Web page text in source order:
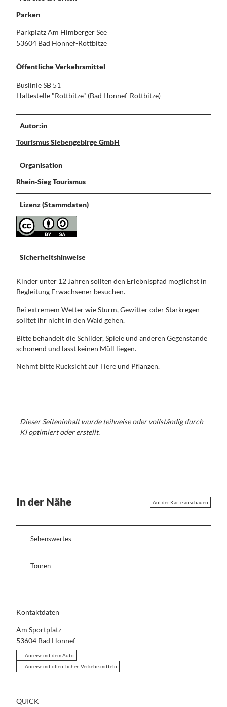
Parken
Parkplatz Am Himberger See
53604 Bad Honnef-Rottbitze
Öffentliche Verkehrsmittel
Buslinie SB 51
Haltestelle "Rottbitze" (Bad Honnef-Rottbitze)
Autor:in
Tourismus Siebengebirge GmbH
Organisation
Rhein-Sieg Tourismus
Lizenz (Stammdaten)
Sicherheitshinweise
Kinder unter 12 Jahren sollten den Erlebnispfad möglichst in
Begleitung Erwachsener besuchen.
Bei extremem Wetter wie Sturm, Gewitter oder Starkregen
solltet ihr nicht in den Wald gehen.
Bitte behandelt die Schilder, Spiele und anderen Gegenstände
schonend und lasst keinen Müll liegen.
Nehmt bitte Rücksicht auf Tiere und Pflanzen.
Dieser Seiteninhalt wurde teilweise oder vollständig durch
KI optimiert oder erstellt.
In der Nähe Auf der Karte anschauen
Sehenswertes
Touren
Kontaktdaten
Am Sportplatz
53604 Bad Honnef
Anreise mit dem Auto
Anreise mit öffentlichen Verkehrsmitteln
QUICK